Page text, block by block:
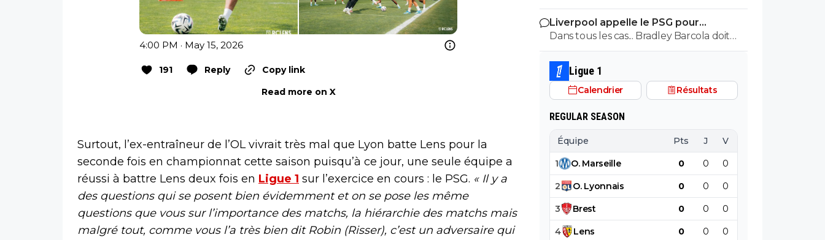
4:00 PM · May 15, 2026
191 Reply
Copy link
Read more on X
Surtout, l’ex-entraîneur de l’OL vivrait très mal que Lyon batte Lens pour la
seconde fois en championnat cette saison puisqu’à ce jour, une seule équipe a
réussi à battre Lens deux fois en Ligue 1 sur l’exercice en cours : le PSG. « Il y a
des questions qui se posent bien évidemment et on se pose les même
questions que vous sur l’importance des matchs, la hiérarchie des matchs mais
malgré tout, comme vous l’a très bien dit Robin (Risser), c’est un adversaire qui
Pourquoi pas un milliard tant que tu y es !
^^
Liverpool appelle le PSG pour
renoncer à Barcola
Dans tous les cas... Bradley Barcola doit
être très inquiet. Ce qui est vraiment
compréhensible lorsque l'on sait
comment le PSG a traiter Kylian Mbappé
lorsqu'il avait voulu quitter le PSG.
Ligue 1
Calendrier Résultats
REGULAR SEASON
Équipe Pts J V
1 O. Marseille 0 0 0
2 O. Lyonnais 0 0 0
3 Brest 0 0 0
4 Lens 0 0 0